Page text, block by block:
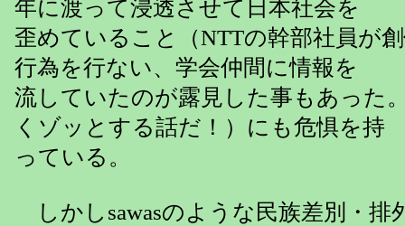
年に渡って浸透させて日本社会を
歪めていること（NTTの幹部社員が
行為を行ない、学会仲間に情報を
流していたのが露見した事もあった
くゾッとする話だ！）にも危惧を持
っている。
しかしsawasのような民族差別・排